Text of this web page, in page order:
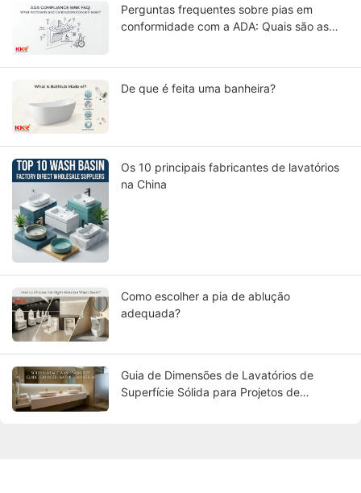
Perguntas frequentes sobre pias em
conformidade com a ADA: Quais são as
De que é feita uma banheira?
Os 10 principais fabricantes de lavatórios
na China
Como escolher a pia de ablução
adequada?
Guia de Dimensões de Lavatórios de
Superfície Sólida para Projetos de